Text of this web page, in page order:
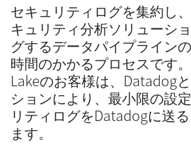
セキュリティログを集約し
キュリティ分析ソリューシ
グするデータパイプライン
時間のかかるプロセスです
Lakeのお客様は、Datadog
ションにより、最小限の設
リティログをDatadogに送
ます。